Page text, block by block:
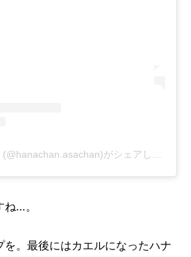
ハナちゃんとあたし。(@hanachan.asachan)がシェアした投稿
…。
を。最後にはカエルになったハナ